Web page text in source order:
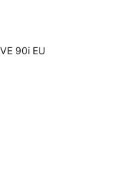
90i EU